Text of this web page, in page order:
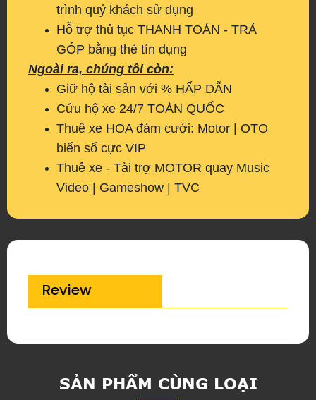
trình quý khách sử dụng
Hỗ trợ thủ tục THANH TOÁN - TRẢ
GÓP bằng thẻ tín dụng
Ngoài ra, chúng tôi còn:
Giữ hộ tài sản với % HẤP DẪN
Cứu hộ xe 24/7 TOÀN QUỐC
Thuê xe HOA đám cưới: Motor | OTO
biển số cực VIP
Thuê xe - Tài trợ MOTOR quay Music
Video | Gameshow | TVC
Review
SẢN PHẨM CÙNG LOẠI